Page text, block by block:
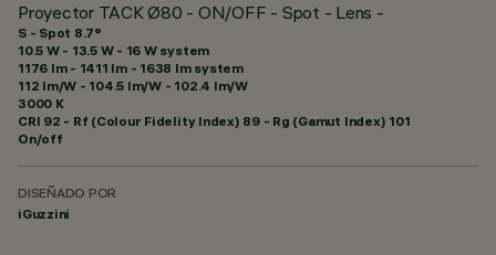
Proyector TACK Ø80 - ON/OFF - Spot - Lens -
S - Spot 8.7°
10.5 W - 13.5 W - 16 W system
1176 lm - 1411 lm - 1638 lm system
112 lm/W - 104.5 lm/W - 102.4 lm/W
3000 K
CRI 92 - Rf (Colour Fidelity Index) 89 - Rg (Gamut Index) 101
On/off
DISEÑADO POR
iGuzzini